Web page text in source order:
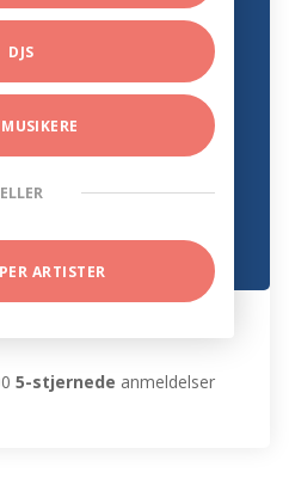
DJS
ELLER
ARTISTER
5-stjernede anmeldelser